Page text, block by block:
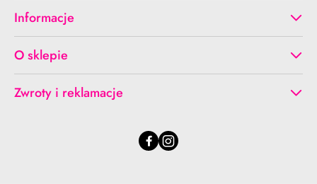
Informacje
O sklepie
Zwroty i reklamacje